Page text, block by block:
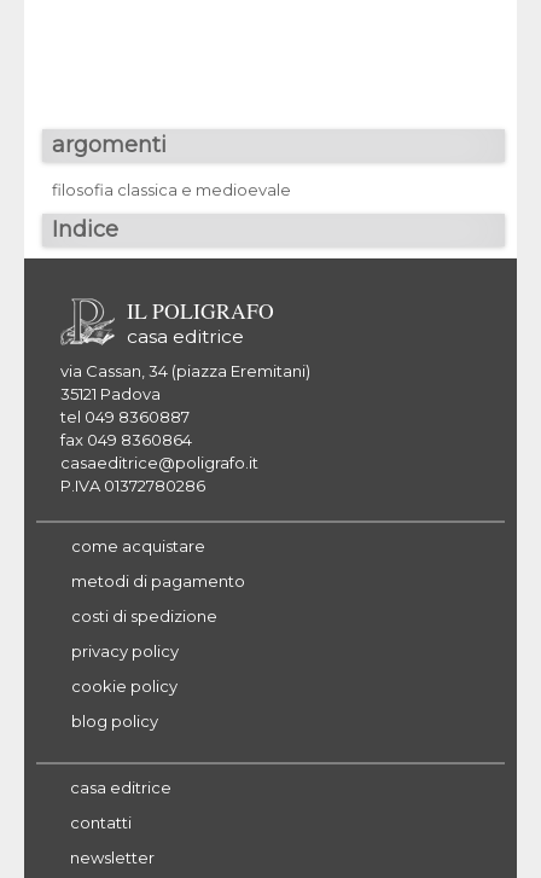
argomenti
filosofia classica e medioevale
Indice
IL POLIGRAFO
casa editrice
via Cassan, 34 (piazza Eremitani)
35121 Padova
tel 049 8360887
fax 049 8360864
casaeditrice@poligrafo.it
P.IVA 01372780286
come acquistare
metodi di pagamento
costi di spedizione
privacy policy
cookie policy
blog policy
casa editrice
contatti
newsletter